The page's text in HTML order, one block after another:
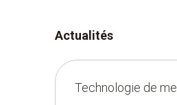
Actualités
Technologie de